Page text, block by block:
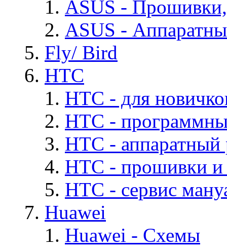
ASUS -
ASUS -
Fly/ Bird
HTC
HTC - для
HTC -
HTC - аппаратный
HTC - прошивки
HTC - cервис
Huawei
Huawei - Cхемы